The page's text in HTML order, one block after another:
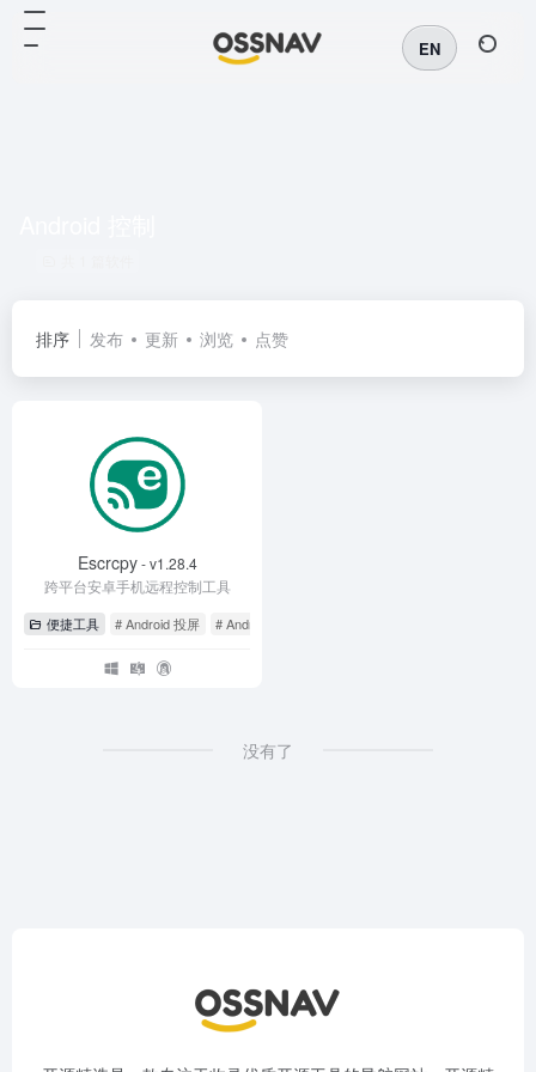
EN
排序 发布 更新 浏览 点赞
Escrcpy- v1.28.4
跨平台安卓手机远程控制工具
便捷工具 # Android 投屏 # Android 控制
没有了